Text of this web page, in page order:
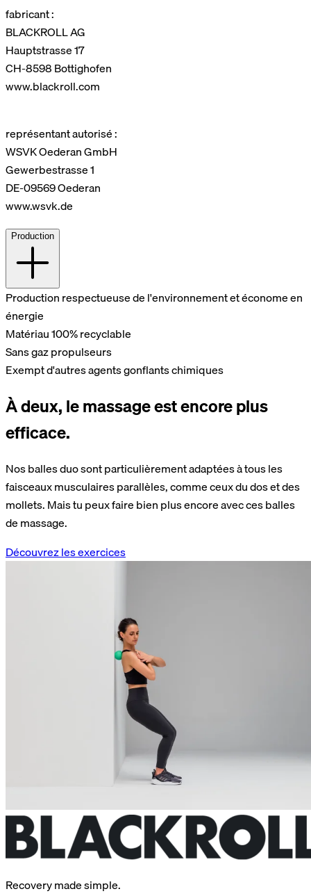
fabricant :
BLACKROLL AG
Hauptstrasse 17
CH-8598 Bottighofen
www.blackroll.com
représentant autorisé :
WSVK Oederan GmbH
Gewerbestrasse 1
DE-09569 Oederan
www.wsvk.de
Production
Production respectueuse de l'environnement et économe en
énergie
Matériau 100% recyclable
Sans gaz propulseurs
Exempt d'autres agents gonflants chimiques
À deux, le massage est encore plus
efficace.
Nos balles duo sont particulièrement adaptées à tous les
faisceaux musculaires parallèles, comme ceux du dos et des
mollets. Mais tu peux faire bien plus encore avec ces balles
de massage.
Découvrez les exercices
Recovery made simple.